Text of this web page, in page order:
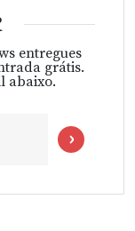
entregues
grátis.
abaixo.